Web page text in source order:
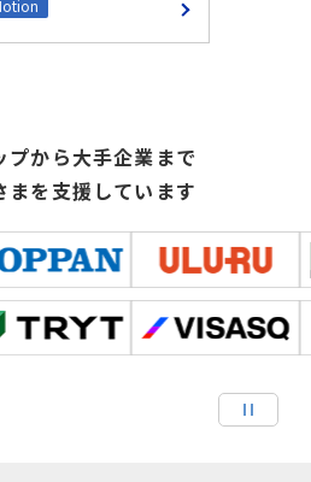
プから大手企業まで
まを支援しています